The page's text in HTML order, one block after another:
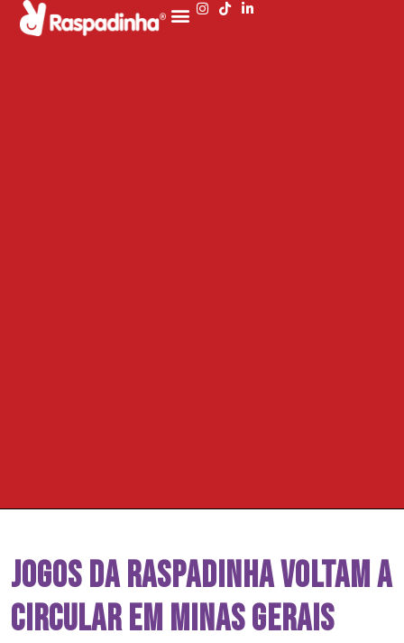
Jogos da Raspadinha voltam a
circular em Minas Gerais